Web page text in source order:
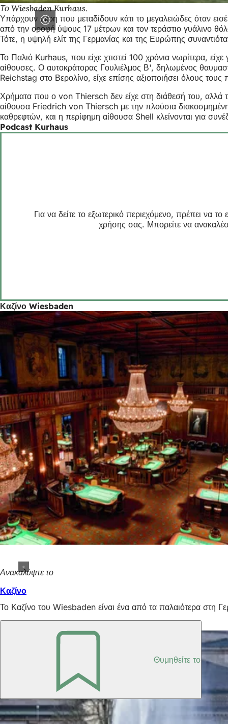
Το Wiesbaden Kurhaus.
Υπάρχουν μέρη που μεταδίδουν κάτι το μεγαλειώδες όταν
από την οροφή ύψους 17 μέτρων και τον τεράστιο γυάλινο
Τότε, η υψηλή ελίτ της Γερμανίας και της Ευρώπης
Το Παλιό Kurhaus, που είχε χτιστεί 100 χρόνια νωρίτερα,
αίθουσες. Ο αυτοκράτορας Γουλιέλμος Β', δηλωμένος
Reichstag στο Βερολίνο, είχε επίσης αξιοποιήσει όλους
Χρήματα που ο von Thiersch δεν είχε στη διάθεσή του, αλλά
αίθουσα Friedrich von Thiersch με την πλούσια
καθρεφτών, και η περίφημη αίθουσα Shell κλείνονται για
Podcast Kurhaus
Για να δείτε το εξωτερικό περιεχόμενο, πρέπει να
χρήσης σας. Μπορείτε να
Καζίνο Wiesbaden
Ανακαλύψτε το
Καζίνο
Το Καζίνο του Wiesbaden είναι ένα από τα παλαιότερα στη
Θυμηθείτε το